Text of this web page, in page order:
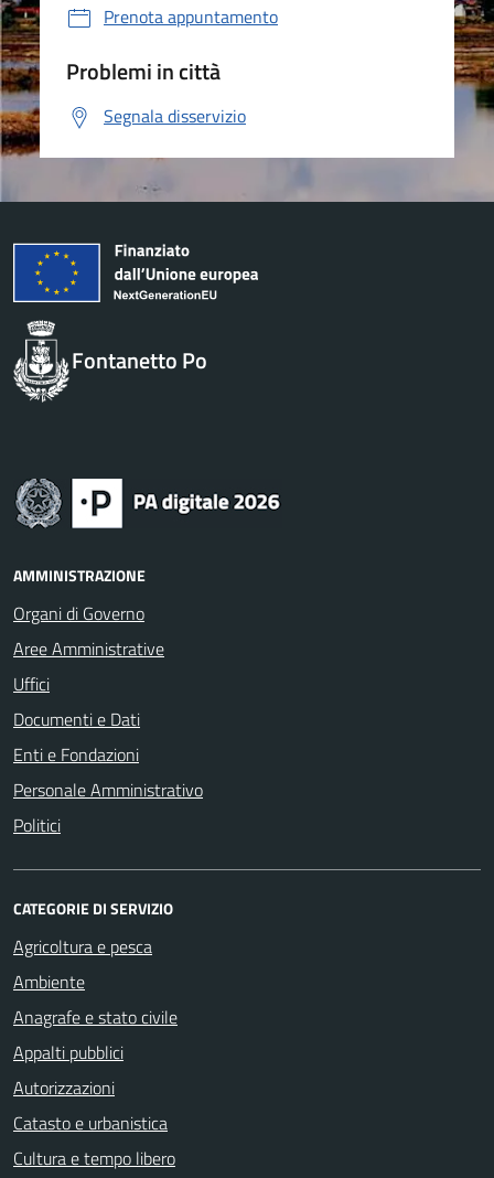
Prenota appuntamento
Problemi in città
Segnala disservizio
Fontanetto Po
AMMINISTRAZIONE
Organi di Governo
Aree Amministrative
Uffici
Documenti e Dati
Enti e Fondazioni
Personale Amministrativo
Politici
CATEGORIE DI SERVIZIO
Agricoltura e pesca
Ambiente
Anagrafe e stato civile
Appalti pubblici
Autorizzazioni
Catasto e urbanistica
Cultura e tempo libero